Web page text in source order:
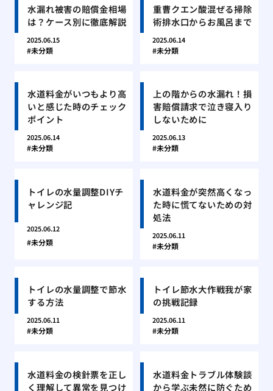
水漏れ被害の賠償金相場
は？ケース別に徹底解説
2025.06.15
未分類
重曹クエン酸混ぜる掃除
術排水口からお風呂まで
2025.06.14
未分類
水道料金がいつもより高
いと感じた時のチェック
ポイント
2025.06.14
未分類
上の階からの水漏れ！損
害賠償請求で泣き寝入り
しないために
2025.06.13
未分類
トイレの水量調整DIYチ
ャレンジ記
2025.06.12
未分類
水道料金が突然高くなっ
た時に慌てないための対
処法
2025.06.11
未分類
トイレの水量調整で節水
する方法
2025.06.11
未分類
トイレ節水大作戦我が家
の挑戦記録
2025.06.11
未分類
水道料金の検針票を正し
く理解して異常を見つけ
水道料金トラブル体験談
から学ぶ未然に防ぐため